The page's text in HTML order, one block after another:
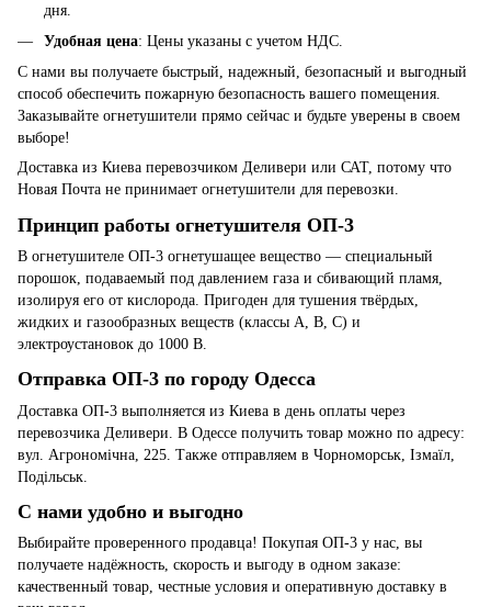
дня.
Удобная цена: Цены указаны с учетом НДС.
С нами вы получаете быстрый, надежный, безопасный и выгодный
способ обеспечить пожарную безопасность вашего помещения.
Заказывайте огнетушители прямо сейчас и будьте уверены в своем
выборе!
Доставка из Киева перевозчиком Деливери или САТ, потому что
Новая Почта не принимает огнетушители для перевозки.
Принцип работы огнетушителя ОП-3
В огнетушителе ОП-3 огнетушащее вещество — специальный
порошок, подаваемый под давлением газа и сбивающий пламя,
изолируя его от кислорода. Пригоден для тушения твёрдых,
жидких и газообразных веществ (классы A, B, C) и
электроустановок до 1000 В.
Отправка ОП-3 по городу Одесса
Доставка ОП-3 выполняется из Киева в день оплаты через
перевозчика Деливери. В Одессе получить товар можно по адресу:
вул. Агрономічна, 225. Также отправляем в Чорноморськ, Ізмаїл,
Подільськ.
С нами удобно и выгодно
Выбирайте проверенного продавца! Покупая ОП-3 у нас, вы
получаете надёжность, скорость и выгоду в одном заказе:
качественный товар, честные условия и оперативную доставку в